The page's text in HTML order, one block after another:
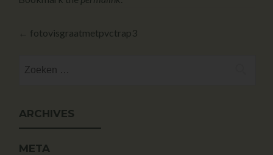
← fotovisgraatmetpvctrap3
ARCHIVES
META